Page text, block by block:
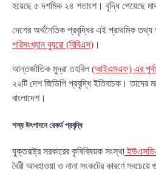
হয়েছে ৫ দশমিক ২৪ শতাংশ। বৃদ্ধি পেয়েছে
দেশের অর্থনৈতিক প্রবৃদ্ধির এই প্রাথমিক তথ্য
পরিসংখ্যান ব্যুরো (বিবিএস) ।
আন্তর্জাতিক মুদ্রা তহবিল (আইএমএফ) এর
২২টি দেশ জিডিপি প্রবৃদ্ধি ইতিবাচক। তাদের
বাংলাদেশ।
শস্য উৎপাদনে রেকর্ড প্রবৃদ্ধি
যুক্তরাষ্ট্র সরকারের কৃষিবিষয়ক সংস্থা
বৈরী আবহাওয়া ও নানা সংকটের কারণে